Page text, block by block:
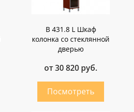
B 431.8 L Шкаф
колонка со стеклянной
дверью
от 30 820 руб.